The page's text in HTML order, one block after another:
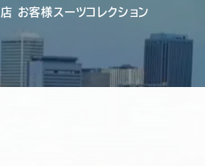
お客様スーツコレクション